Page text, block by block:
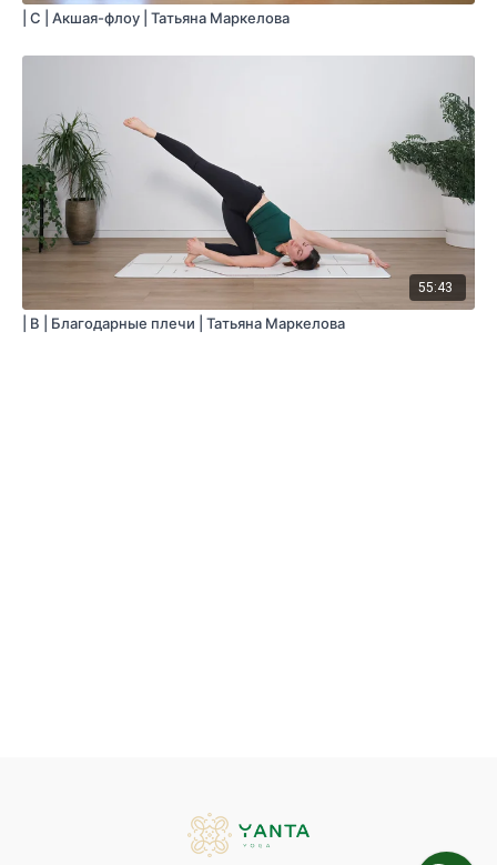
| С | Акшая-флоу | Татьяна Маркелова
55:43
| B | Благодарные плечи | Татьяна Маркелова